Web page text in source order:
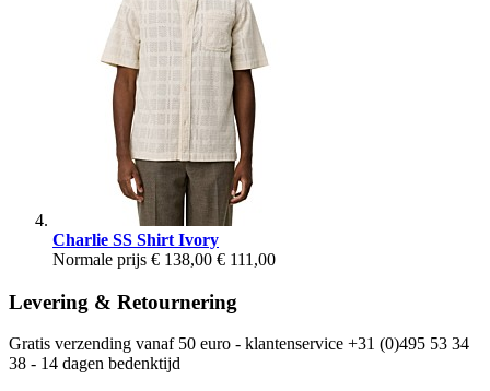
Charlie SS Shirt Ivory
Normale prijs € 138,00 € 111,00
Levering & Retournering
Gratis verzending vanaf 50 euro - klantenservice +31 (0)495 53 34
38 - 14 dagen bedenktijd